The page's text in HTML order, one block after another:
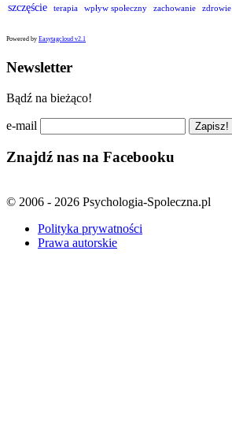
szczęście terapia wpływ społeczny zachowanie zdrowie
Powered by Easytagcloud v2.1
Newsletter
Bądź na bieżąco!
e-mail
Znajdź nas na Facebooku
© 2006 - 2026 Psychologia-Spoleczna.pl
Polityka prywatności
Prawa autorskie